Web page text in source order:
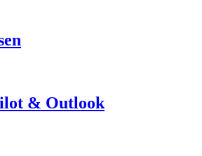
& Outlook